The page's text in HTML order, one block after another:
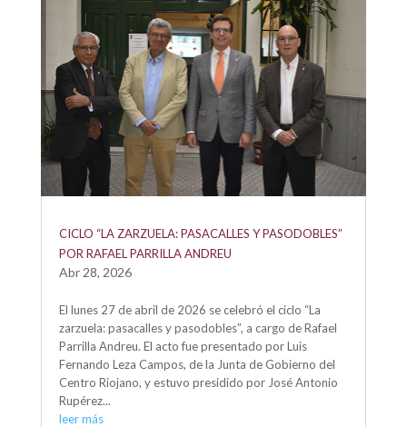
CICLO “LA ZARZUELA: PASACALLES Y PASODOBLES”
POR RAFAEL PARRILLA ANDREU
Abr 28, 2026
El lunes 27 de abril de 2026 se celebró el ciclo “La
zarzuela: pasacalles y pasodobles”, a cargo de Rafael
Parrilla Andreu. El acto fue presentado por Luis
Fernando Leza Campos, de la Junta de Gobierno del
Centro Riojano, y estuvo presidido por José Antonio
Rupérez...
leer más